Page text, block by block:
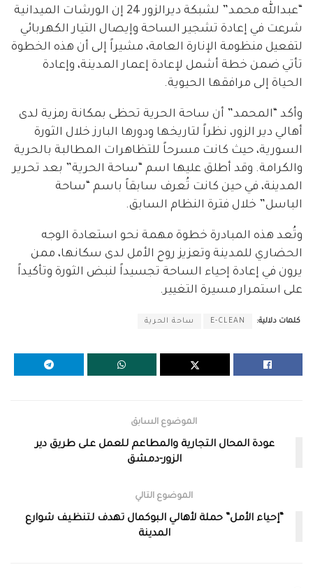
“عبدالله محمد” لشبكة ديرالزور 24 إن الورشات الميدانية
شرعت في إعادة تشجير الساحة وإيصال التيار الكهربائي
لتفعيل منظومة الإنارة العامة، مشيراً إلى أن هذه الخطوة
تأتي ضمن خطة أشمل لإعادة إعمار المدينة، وإعادة
الحياة إلى مرافقها الحيوية.
وأكد “المحمد” أن ساحة الحرية تحظى بمكانة رمزية لدى
أهالي دير الزور، نظراً لتاريخها ودورها البارز خلال الثورة
السورية، حيث كانت مسرحاً للتظاهرات المطالبة بالحرية
والكرامة. وقد أطلق عليها اسم “ساحة الحرية” بعد تحرير
المدينة، في حين كانت تُعرف سابقاً باسم “ساحة
الباسل” خلال فترة النظام السابق.
وتُعد هذه المبادرة خطوة مهمة نحو استعادة الوجه
الحضاري للمدينة وتعزيز روح الأمل لدى سكانها، ممن
يرون في إعادة إحياء الساحة تجسيداً لنبض الثورة وتأكيداً
على استمرار مسيرة التغيير.
كلمات دلالية: E-CLEAN ساحة الحرية
الموضوع السابق
عودة المحال التجارية والمطاعم للعمل على طريق دير
الزور-دمشق
الموضوع التالي
“إحياء الأمل” حملة لأهالي البوكمال تهدف لتنظيف شوارع
المدينة